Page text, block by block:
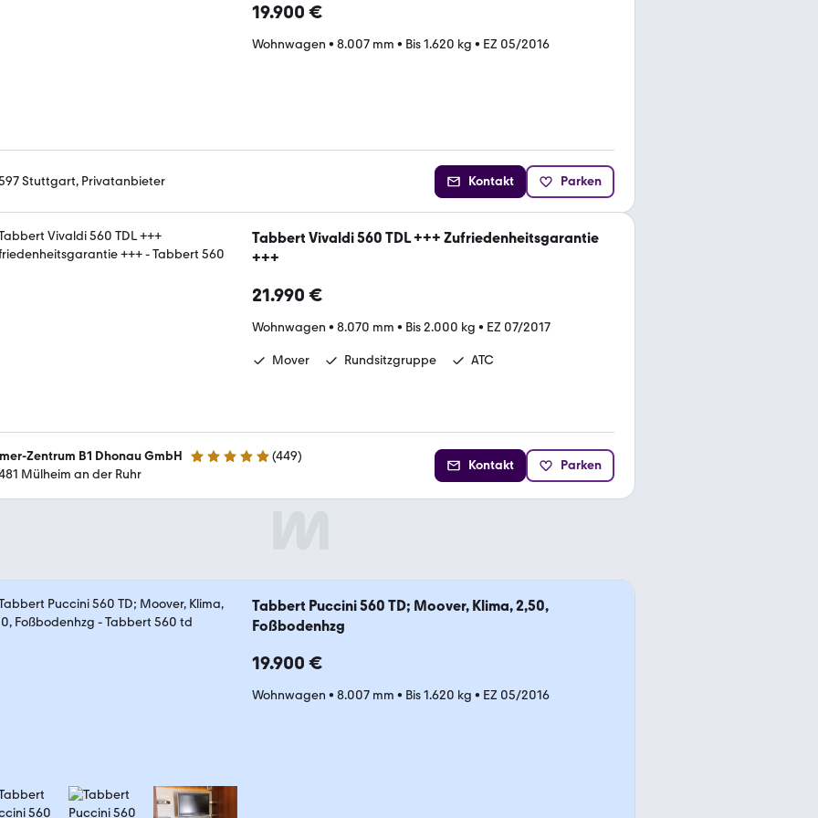
19.900 €
Wohnwagen • 8.007 mm • Bis 1.620 kg • EZ 05/2016
Stuttgart, Privatanbieter Kontakt Parken
Tabbert Vivaldi 560 TDL +++ Zufriedenheitsgarantie
+++
21.990 €
Wohnwagen • 8.070 mm • Bis 2.000 kg • EZ 07/2017
Mover Rundsitzgruppe ATC
Zentrum B1 Dhonau GmbH 4.8 Sterne (449)
Mülheim an der Ruhr
Kontakt Parken
Tabbert Puccini 560 TD; Moover, Klima, 2,50,
Foßbodenhzg
19.900 €
Wohnwagen • 8.007 mm • Bis 1.620 kg • EZ 05/2016